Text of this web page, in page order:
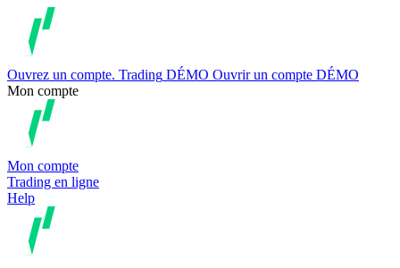
Ouvrez un compte. Trading DÉMO Ouvrir un compte DÉMO
Mon compte
Mon compte
Trading en ligne
Help